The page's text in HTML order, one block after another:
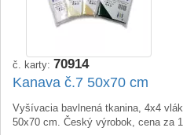
č. karty: 70914
Kanava č.7 50x70 cm
Vyšívacia bavlnená tkanina, 4x4
50x70 cm. Český výrobok, cena za 1